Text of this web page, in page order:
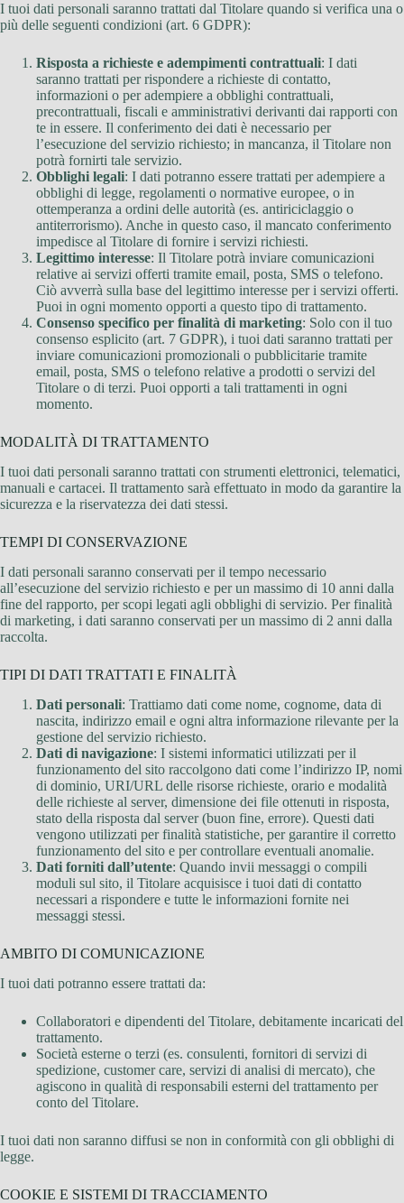
I tuoi dati personali saranno trattati dal Titolare quando si verifica una o
più delle seguenti condizioni (art. 6 GDPR):
Risposta a richieste e adempimenti contrattuali: I dati
saranno trattati per rispondere a richieste di contatto,
informazioni o per adempiere a obblighi contrattuali,
precontrattuali, fiscali e amministrativi derivanti dai rapporti con
te in essere. Il conferimento dei dati è necessario per
l’esecuzione del servizio richiesto; in mancanza, il Titolare non
potrà fornirti tale servizio.
Obblighi legali: I dati potranno essere trattati per adempiere a
obblighi di legge, regolamenti o normative europee, o in
ottemperanza a ordini delle autorità (es. antiriciclaggio o
antiterrorismo). Anche in questo caso, il mancato conferimento
impedisce al Titolare di fornire i servizi richiesti.
Legittimo interesse: Il Titolare potrà inviare comunicazioni
relative ai servizi offerti tramite email, posta, SMS o telefono.
Ciò avverrà sulla base del legittimo interesse per i servizi offerti.
Puoi in ogni momento opporti a questo tipo di trattamento.
Consenso specifico per finalità di marketing: Solo con il tuo
consenso esplicito (art. 7 GDPR), i tuoi dati saranno trattati per
inviare comunicazioni promozionali o pubblicitarie tramite
email, posta, SMS o telefono relative a prodotti o servizi del
Titolare o di terzi. Puoi opporti a tali trattamenti in ogni
momento.
MODALITÀ DI TRATTAMENTO
I tuoi dati personali saranno trattati con strumenti elettronici, telematici,
manuali e cartacei. Il trattamento sarà effettuato in modo da garantire la
sicurezza e la riservatezza dei dati stessi.
TEMPI DI CONSERVAZIONE
I dati personali saranno conservati per il tempo necessario
all’esecuzione del servizio richiesto e per un massimo di 10 anni dalla
fine del rapporto, per scopi legati agli obblighi di servizio. Per finalità
di marketing, i dati saranno conservati per un massimo di 2 anni dalla
raccolta.
TIPI DI DATI TRATTATI E FINALITÀ
Dati personali: Trattiamo dati come nome, cognome, data di
nascita, indirizzo email e ogni altra informazione rilevante per la
gestione del servizio richiesto.
Dati di navigazione: I sistemi informatici utilizzati per il
funzionamento del sito raccolgono dati come l’indirizzo IP, nomi
di dominio, URI/URL delle risorse richieste, orario e modalità
delle richieste al server, dimensione dei file ottenuti in risposta,
stato della risposta dal server (buon fine, errore). Questi dati
vengono utilizzati per finalità statistiche, per garantire il corretto
funzionamento del sito e per controllare eventuali anomalie.
Dati forniti dall’utente: Quando invii messaggi o compili
moduli sul sito, il Titolare acquisisce i tuoi dati di contatto
necessari a rispondere e tutte le informazioni fornite nei
messaggi stessi.
AMBITO DI COMUNICAZIONE
I tuoi dati potranno essere trattati da:
Collaboratori e dipendenti del Titolare, debitamente incaricati del
trattamento.
Società esterne o terzi (es. consulenti, fornitori di servizi di
spedizione, customer care, servizi di analisi di mercato), che
agiscono in qualità di responsabili esterni del trattamento per
conto del Titolare.
I tuoi dati non saranno diffusi se non in conformità con gli obblighi di
legge.
COOKIE E SISTEMI DI TRACCIAMENTO